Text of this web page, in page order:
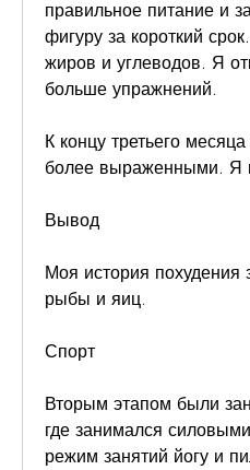
правильное питание и
фигуру за короткий
жиров и углеводов. Я
больше упражнений.
К концу третьего
более выраженными. Я
Вывод
Моя история похудения
рыбы и яиц.
Спорт
Вторым этапом были
где занимался
режим занятий йогу и